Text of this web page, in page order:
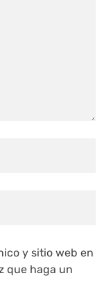
y sitio web en
que haga un